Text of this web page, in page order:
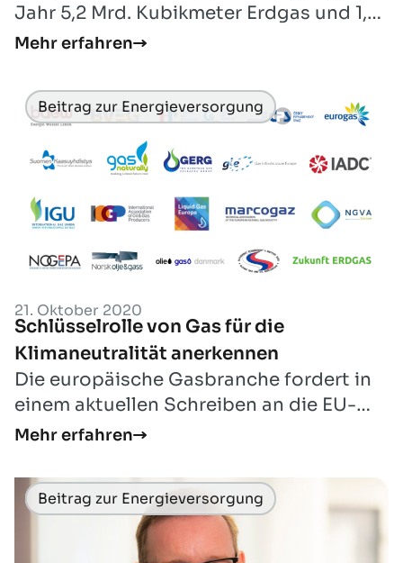
Jahr 5,2 Mrd. Kubikmeter Erdgas und 1,9
Mio. Tonnen Erdöl gefördert.
Mehr erfahren
Beitrag zur Energieversorgung
21. Oktober 2020
Schlüsselrolle von Gas für die
Klimaneutralität anerkennen
Die europäische Gasbranche fordert in
einem aktuellen Schreiben an die EU-
Kommissionspräsidentin, den
Mehr erfahren
Beitrag zur Energieversorgung